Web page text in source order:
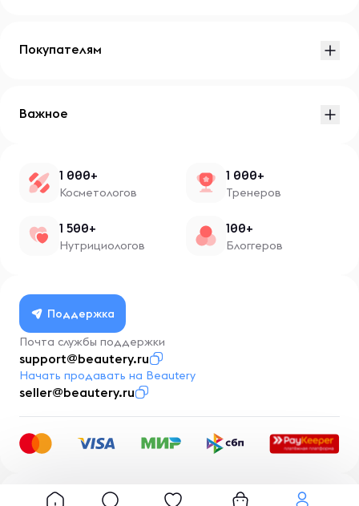
Покупателям
Важное
1 000+
Косметологов
1 000+
Тренеров
1 500+
Нутрициологов
100+
Блоггеров
Поддержка
Почта службы поддержки
support@beautery.ru
Начать продавать на Beautery
seller@beautery.ru
Разработка BusinessMentor.ru